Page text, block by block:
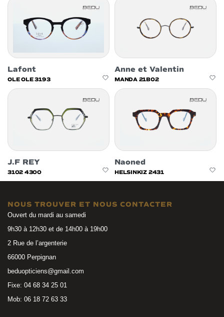
Lafont
OLE OLE 3193
Anne et Valentin
MANDA 21B02
J.F REY
3102 4300
Naoned
HELSINKIZ 2431
NOUS TROUVER ET NOUS CONTACTER
Ouvert du mardi au samedi
9h30 à 12h30 et de 14h00 à 19h00
2 Rue de l’argenterie
66000 Perpignan
beduopticiens@gmail.com
Fixe: 04 68 34 25 01
Mob: 06 18 72 63 33